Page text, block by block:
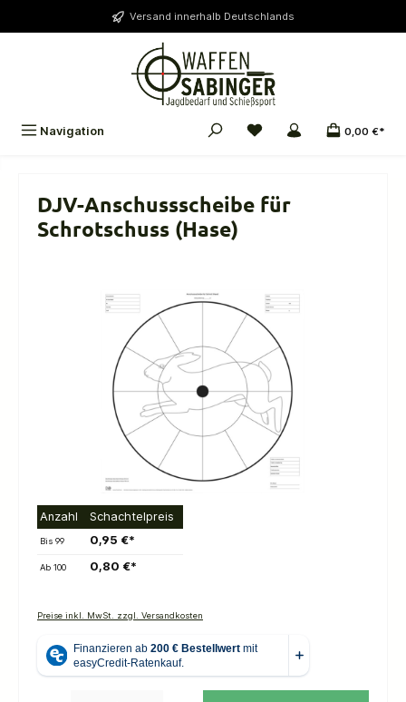
Versand innerhalb Deutschlands
Navigation 0,00 €*
DJV-Anschussscheibe für
Schrotschuss (Hase)
Bildergalerie überspringen
Anzahl Schachtelpreis
Bis99 0,95 €*
Ab100 0,80 €*
Preise inkl. MwSt. zzgl. Versandkosten